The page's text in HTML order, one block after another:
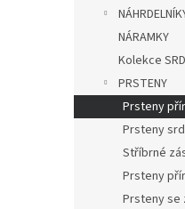
NÁRAMKY
Kolekce
PRSTENY
Prsteny
Prsteny
Stříbrné
Prsteny
Prsteny se